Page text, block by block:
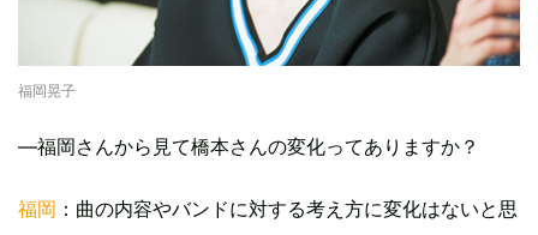
福岡晃子
―福岡さんから見て橋本さんの変化ってありますか？
福岡 ：曲の内容やバンドに対する考え方に変化はないと思